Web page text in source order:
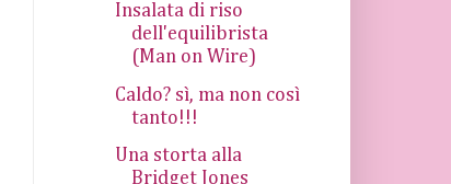
Insalata di riso
dell'equilibrista
(Man on Wire)
Caldo? sì, ma non così
tanto!!!
Una storta alla
Bridget Jones